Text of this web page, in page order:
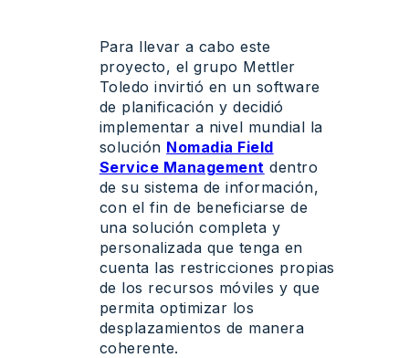
Para llevar a cabo este
proyecto, el grupo Mettler
Toledo invirtió en un software
de planificación y decidió
implementar a nivel mundial la
solución Nomadia Field
Service Management dentro
de su sistema de información,
con el fin de beneficiarse de
una solución completa y
personalizada que tenga en
cuenta las restricciones propias
de los recursos móviles y que
permita optimizar los
desplazamientos de manera
coherente.